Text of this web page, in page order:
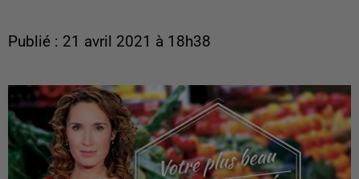
Publié : 21 avril 2021 à 18h38